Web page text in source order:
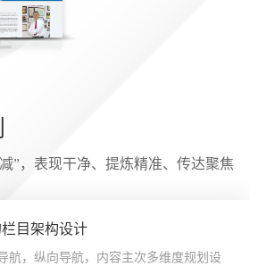
”，表现干净、提炼精准、传达聚焦
目架构设计
航，纵向导航，内容主次多维度规划设